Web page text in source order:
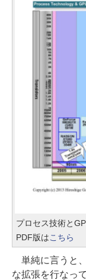
プロセス技術と
PDF版はこちら
単純に言うと
な拡張を行なっ